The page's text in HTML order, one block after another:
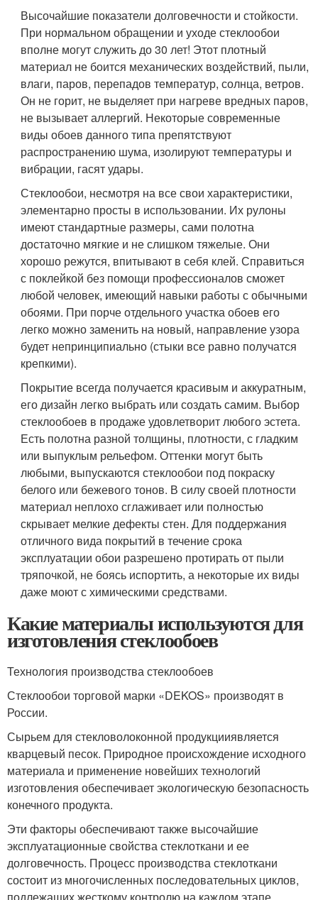
Высочайшие показатели долговечности и стойкости.
При нормальном обращении и уходе стеклообои
вполне могут служить до 30 лет! Этот плотный
материал не боится механических воздействий, пыли,
влаги, паров, перепадов температур, солнца, ветров.
Он не горит, не выделяет при нагреве вредных паров,
не вызывает аллергий. Некоторые современные
виды обоев данного типа препятствуют
распространению шума, изолируют температуры и
вибрации, гасят удары.
Стеклообои, несмотря на все свои характеристики,
элементарно просты в использовании. Их рулоны
имеют стандартные размеры, сами полотна
достаточно мягкие и не слишком тяжелые. Они
хорошо режутся, впитывают в себя клей. Справиться
с поклейкой без помощи профессионалов сможет
любой человек, имеющий навыки работы с обычными
обоями. При порче отдельного участка обоев его
легко можно заменить на новый, направление узора
будет непринципиально (стыки все равно получатся
крепкими).
Покрытие всегда получается красивым и аккуратным,
его дизайн легко выбрать или создать самим. Выбор
стеклообоев в продаже удовлетворит любого эстета.
Есть полотна разной толщины, плотности, с гладким
или выпуклым рельефом. Оттенки могут быть
любыми, выпускаются стеклообои под покраску
белого или бежевого тонов. В силу своей плотности
материал неплохо сглаживает или полностью
скрывает мелкие дефекты стен. Для поддержания
отличного вида покрытий в течение срока
эксплуатации обои разрешено протирать от пыли
тряпочкой, не боясь испортить, а некоторые их виды
даже моют с химическими средствами.
Какие материалы используются для
изготовления стеклообоев
Технология производства стеклообоев
Стеклообои торговой марки «DEKOS» производят в
России.
Сырьем для стекловолоконной продукцииявляется
кварцевый песок. Природное происхождение исходного
материала и применение новейших технологий
изготовления обеспечивает экологическую безопасность
конечного продукта.
Эти факторы обеспечивают также высочайшие
эксплуатационные свойства стеклоткани и ее
долговечность. Процесс производства стеклоткани
состоит из многочисленных последовательных циклов,
подлежащих жесткому контролю на каждом этапе.